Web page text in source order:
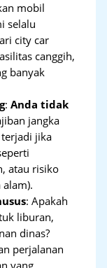
mobil
selalu
city car
canggih,
banyak
:Anda tidak
jangka
jika
atau risiko
: Apakah
liburan,
dinas?
perjalanan